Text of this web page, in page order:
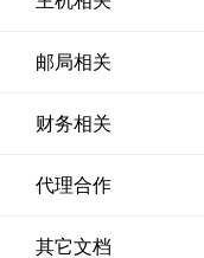
邮局相关
财务相关
代理合作
其它文档